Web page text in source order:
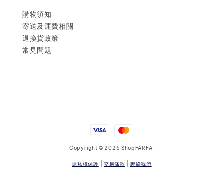
購物須知
寄送及運費相關
退換貨政策
常見問題
Copyright © 2026 ShopFARFA.
隱私權保護 交易條款 聯絡我們